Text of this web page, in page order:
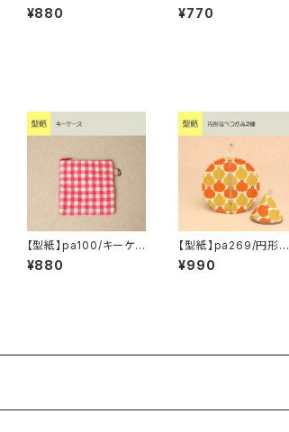
ポーチ
¥880
ケース
¥770
【型紙】pa100/キーケ
ース
¥880
【型紙】pa269/円形な
べつかみ2種
¥990